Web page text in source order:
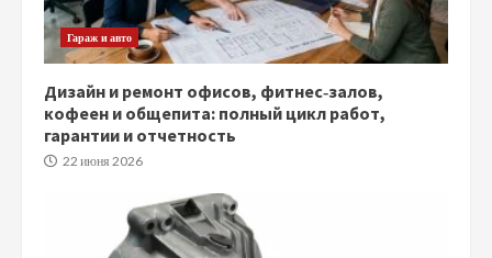
Гараж и авто
Дизайн и ремонт офисов, фитнес‑залов,
кофеен и общепита: полный цикл работ,
гарантии и отчетность
22 июня 2026